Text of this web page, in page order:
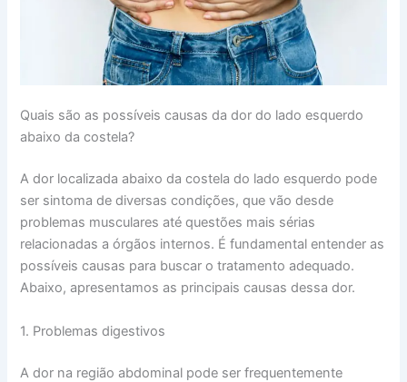
Quais são as possíveis causas da dor do lado esquerdo
abaixo da costela?
A dor localizada abaixo da costela do lado esquerdo pode
ser sintoma de diversas condições, que vão desde
problemas musculares até questões mais sérias
relacionadas a órgãos internos. É fundamental entender as
possíveis causas para buscar o tratamento adequado.
Abaixo, apresentamos as principais causas dessa dor.
1. Problemas digestivos
A dor na região abdominal pode ser frequentemente